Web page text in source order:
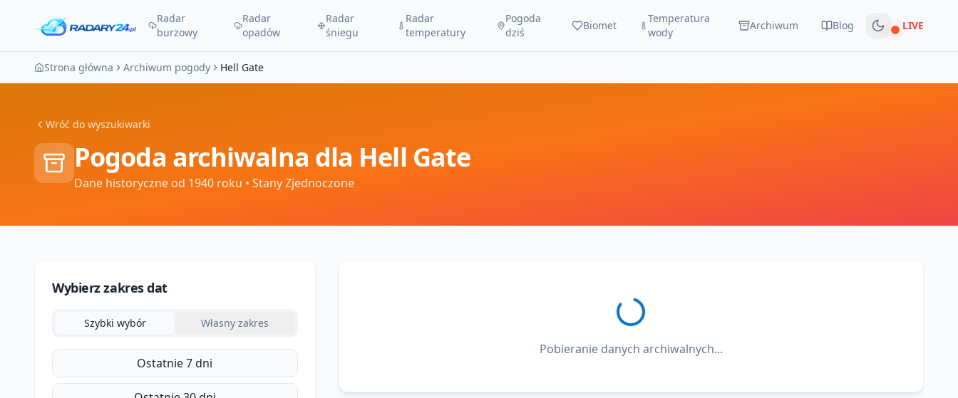
Radar
burzowy
Radar
opadów
Radar
śniegu
Radar
temperatury
Pogoda
dziś
Biomet
Temperatura
wody
Archiwum Blog Na żywo
LIVE
Strona główna Archiwum pogody Hell Gate
Wróć do wyszukiwarki
Pogoda archiwalna dla Hell Gate
Dane historyczne od 1940 roku • Stany Zjednoczone
Wybierz zakres dat
Szybki wybór Własny zakres
Ostatnie 7 dni
Pobieranie danych archiwalnych...